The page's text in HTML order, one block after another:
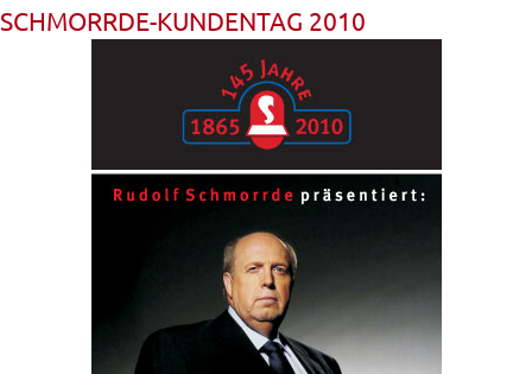
SCHMORRDE-KUNDENTAG 2010